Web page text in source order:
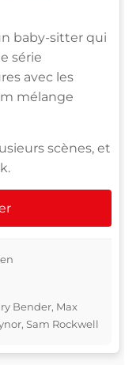
baby-sitter qui
série
avec les
mélange
scènes, et
Bender, Max
Sam Rockwell